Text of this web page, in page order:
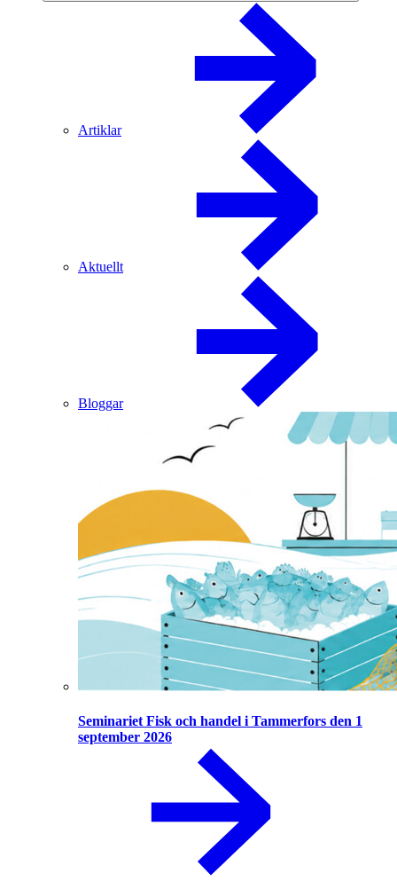
Artiklar
Aktuellt
Bloggar
Seminariet Fisk och handel i Tammerfors den 1
september 2026